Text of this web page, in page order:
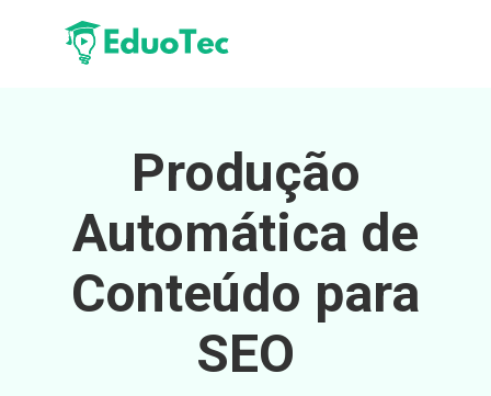
Produção
Automática de
Conteúdo para
SEO